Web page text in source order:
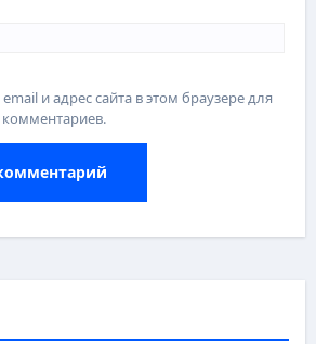
и адрес сайта в этом браузере для